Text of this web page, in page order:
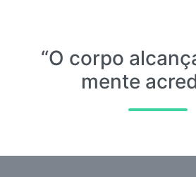
“O corpo
mente